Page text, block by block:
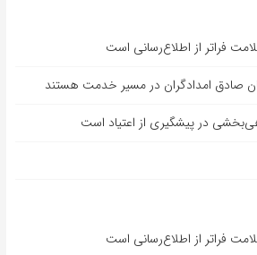
فراتر از اطلاع‌رسانی است
صادق امدادگران در مسیر خدمت هستند
در پیشگیری از اعتیاد است
فراتر از اطلاع‌رسانی است